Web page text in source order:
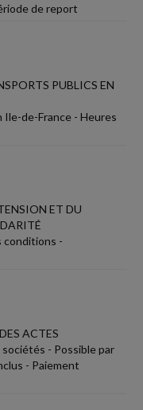
de report
PUBLICS EN
de-France - Heures
ET DU
conditions -
ACTES
- Possible par
- Paiement